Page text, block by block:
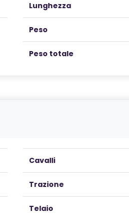
Lunghezza
Peso
Peso totale
Cavalli
Trazione
Telaio